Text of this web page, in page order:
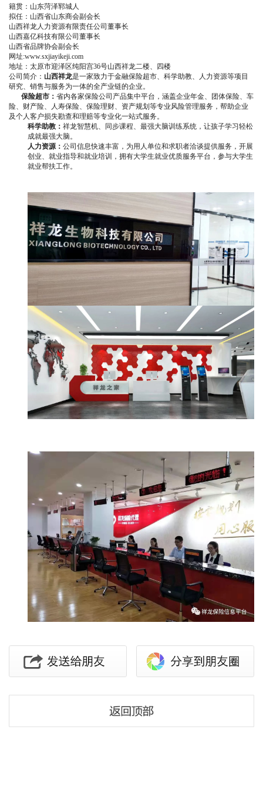
籍贯：山东菏泽郓城人
拟任：山西省山东商会副会长
山西祥龙人力资源有限责任公司董事长
山西嘉亿科技有限公司董事长
山西省品牌协会副会长
网址:www.sxjiayikeji.com
地址：太原市迎泽区纯阳宫36号山西祥龙二楼、四楼
公司简介： 山西祥龙是一家致力于金融保险超市、科学助教、人力资源等项目
研究、销售与服务为一体的全产业链的企业。
保险超市 ： 省内各家保险公司产品集中平台，涵盖企业年金、团体保险、车
险、财产险、人寿保险、保险理财、资产规划等专业风险管理服务，帮助企业
及个人客户损失勘查和理赔等专业化一站式服务。
科学助教 ： 祥龙智慧机、同步课程、最强大脑训练系统，让孩子学习轻松
成就最强大脑。
人力资源： 公司信息快速丰富，为用人单位和求职者洽谈提供服务，开展
创业、就业指导和就业培训，拥有大学生就业优质服务平台，参与大学生
就业帮扶工作。